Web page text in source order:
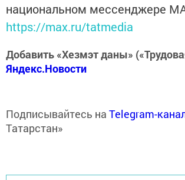
национальном мессенджере
https://max.ru/tatmedia
Добавить «Хезмэт даны»
Яндекс.Новости
Подписывайтесь на Telegram-
Татарстан»